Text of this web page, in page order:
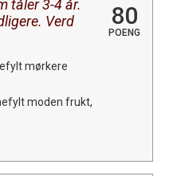
tåler 3-4 år.
Verd
80
POENG
mørkere
moden frukt,